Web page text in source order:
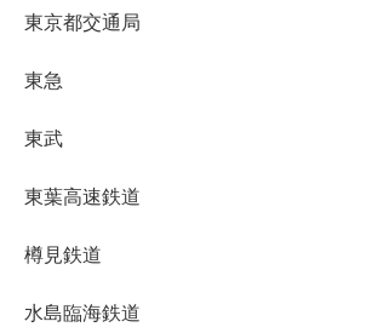
東京都交通局
東急
東武
東葉高速鉄道
樽見鉄道
水島臨海鉄道